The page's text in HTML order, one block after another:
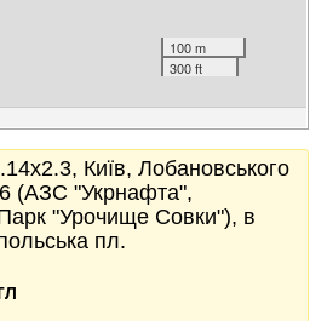
100 m
300 ft
Київ, Лобановського
(АЗС "Укрнафта",
"Урочище Совки"), в
пл.